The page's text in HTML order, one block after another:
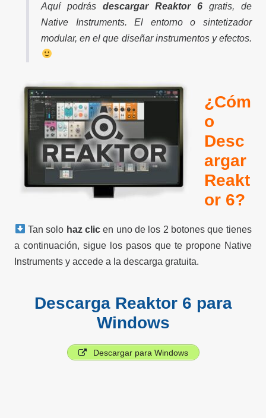
Aquí podrásdescargar Reaktor 6gratis, de
Native Instruments. El entorno o sintetizador
modular, en el que diseñar instrumentos y efectos.
¿Cóm
o
Desc
argar
Reakt
or 6?
Tan solo haz clicen uno de los 2 botones que tienes
a continuación, sigue los pasos que te propone Native
Instruments y accede a la descarga gratuita.
Descarga Reaktor 6 para
Windows
Descargar para Windows